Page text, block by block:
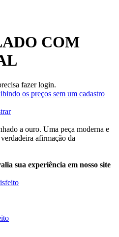
COM
fazer login.
os preços sem um cadastro
a ouro. Uma peça moderna e
afirmação da
sua experiência em nosso site